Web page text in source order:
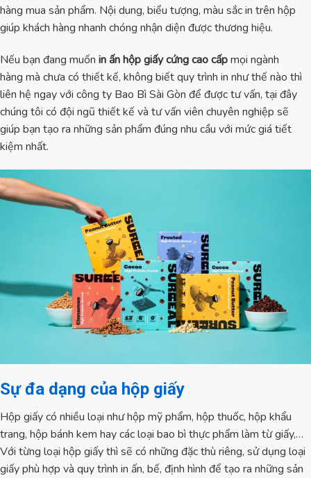
hàng mua sản phẩm. Nội dung, biểu tượng, màu sắc in trên hộp
giúp khách hàng nhanh chóng nhận diện được thương hiệu.
Nếu bạn đang muốn in ấn hộp giấy cứng cao cấpmọi ngành
hàng mà chưa có thiết kế, không biết quy trình in như thế nào thì
liên hệ ngay với công ty Bao Bì Sài Gòn để được tư vấn, tại đây
chúng tôi có đội ngũ thiết kế và tư vấn viên chuyên nghiệp sẽ
giúp bạn tạo ra những sản phẩm đúng nhu cầu với mức giá tiết
kiệm nhất.
Sự đa dạng của hộp giấy
Hộp giấy có nhiều loại như hộp mỹ phẩm, hộp thuốc, hộp khẩu
trang, hộp bánh kem hay các loại bao bì thực phẩm làm từ giấy,…
Với từng loại hộp giấy thì sẽ có những đặc thù riêng, sử dụng loại
giấy phù hợp và quy trình in ấn, bế, định hình để tạo ra những sản